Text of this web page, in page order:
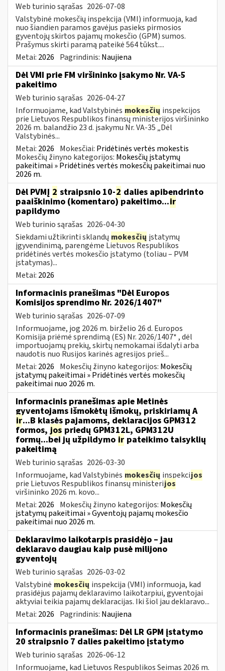
Web turinio sąrašas 2026-07-08
Valstybinė mokesčių inspekcija (VMI) informuoja, kad
nuo šiandien paramos gavėjus pasieks pirmosios
gyventojų skirtos pajamų mokesčio (GPM) sumos.
Prašymus skirti paramą pateikė 564 tūkst....
Metai: 2026 Pagrindinis: Naujiena
Dėl VMI prie FM viršininko įsakymo Nr. VA-5
pakeitimo
Web turinio sąrašas 2026-04-27
Informuojame, kad Valstybinės mokesčių inspekcijos
prie Lietuvos Respublikos finansų ministerijos viršininko
2026 m. balandžio 23 d. įsakymu Nr. VA-35 „Dėl
Valstybinės...
Metai: 2026 Mokesčiai: Pridėtinės vertės mokestis
Mokesčių žinyno kategorijos: Mokesčių įstatymų
pakeitimai » Pridėtinės vertės mokesčių pakeitimai nuo
2026 m.
Dėl PVMĮ 2 straipsnio 10-2 dalies apibendrinto
paaiškinimo (komentaro) pakeitimo...ir
papildymo
Web turinio sąrašas 2026-04-30
Siekdami užtikrinti sklandų mokesčių įstatymų
įgyvendinimą, parengėme Lietuvos Respublikos
pridėtinės vertės mokesčio įstatymo (toliau – PVM
įstatymas)...
Metai: 2026
Informacinis pranešimas "Dėl Europos
Komisijos sprendimo Nr. 2026/1407"
Web turinio sąrašas 2026-07-09
Informuojame, jog 2026 m. birželio 26 d. Europos
Komisija priėmė sprendimą (ES) Nr. 2026/1407* , dėl
importuojamų prekių, skirtų nemokamai išdalyti arba
naudotis nuo Rusijos karinės agresijos prieš...
Metai: 2026 Mokesčių žinyno kategorijos: Mokesčių
įstatymų pakeitimai » Pridėtinės vertės mokesčių
pakeitimai nuo 2026 m.
Informacinis pranešimas apie Metinės
gyventojams išmokėtų išmokų, priskiriamų A
ir...B klasės pajamoms, deklaracijos GPM312
formos, jos priedų GPM312L, GPM312U
formų...bei jų užpildymo ir pateikimo taisyklių
pakeitimą
Web turinio sąrašas 2026-03-30
Informuojame, kad Valstybinės mokesčių inspekcijos
prie Lietuvos Respublikos finansų ministerijos
viršininko 2026 m. kovo...
Metai: 2026 Mokesčių žinyno kategorijos: Mokesčių
įstatymų pakeitimai » Gyventojų pajamų mokesčio
pakeitimai nuo 2026 m.
Deklaravimo laikotarpis prasidėjo – jau
deklaravo daugiau kaip pusė milijono
gyventojų
Web turinio sąrašas 2026-03-02
Valstybinė mokesčių inspekcija (VMI) informuoja, kad
prasidėjus pajamų deklaravimo laikotarpiui, gyventojai
aktyviai teikia pajamų deklaracijas. Iki šiol jau deklaravo...
Metai: 2026 Pagrindinis: Naujiena
Informacinis pranešimas: Dėl LR GPM įstatymo
20 straipsnio 7 dalies pakeitimo įstatymo
Web turinio sąrašas 2026-06-12
Informuojame, kad Lietuvos Respublikos Seimas 2026 m.